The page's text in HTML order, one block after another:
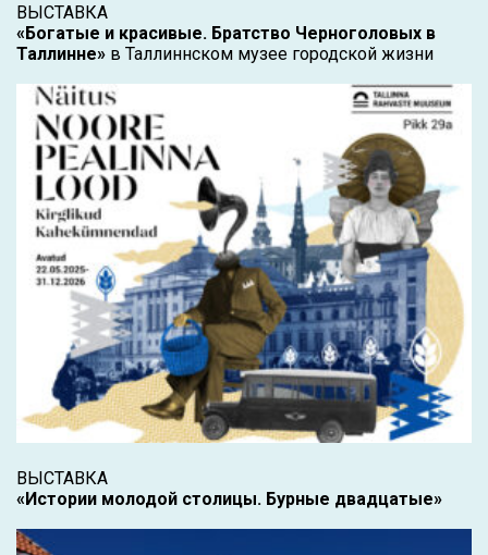
ВЫСТАВКА
«Богатые и красивые. Братство Черноголовых в
Таллинне» в Таллиннском музее городской жизни
ВЫСТАВКА
«Истории молодой столицы. Бурные двадцатые»